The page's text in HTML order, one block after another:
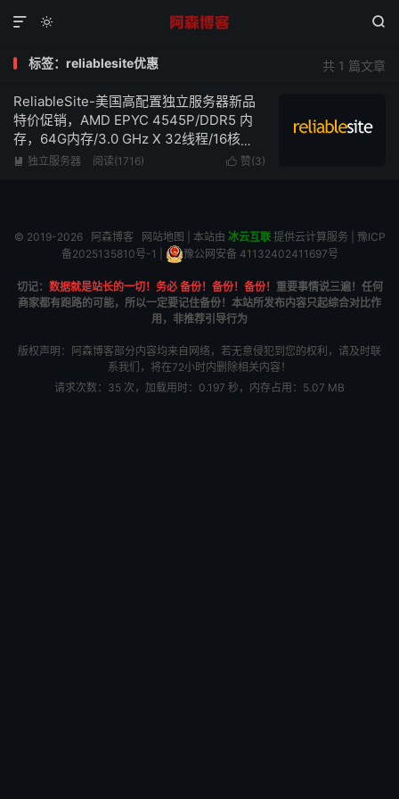
 

共 1 篇文章
标签：reliablesite优惠
ReliableSite-美国高配置独立服务器新品
特价促销，AMD EPYC 4545P/DDR5 内
存，64G内存/3.0 GHz X 32线程/16核
心/1TB NVMe、1Gbps带宽不限流量低至
 赞(3)
 独立服务器 阅读(1716)
© 2019-2026 阿森博客 网站地图 | 本站由 冰云互联提供云计算服务 | 豫ICP
备2025135810号-1
豫公网安备 41132402411697号
切记： 数据就是站长的一切！务必 备份！备份！备份！ 重要事情说三遍！任何
商家都有跑路的可能，所以一定要记住备份！本站所发布内容只起综合对比作
用，非推荐引导行为
版权声明：阿森博客部分内容均来自网络，若无意侵犯到您的权利，请及时联
系我们，将在72小时内删除相关内容！
请求次数：35 次，加载用时：0.197 秒，内存占用：5.07 MB